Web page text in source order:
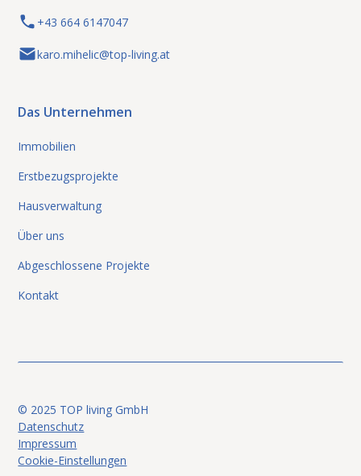
+43 664 6147047
karo.mihelic@top-living.at
Das Unternehmen
Immobilien
Erstbezugsprojekte
Hausverwaltung
Über uns
Abgeschlossene Projekte
Kontakt
© 2025 TOP living GmbH
Datenschutz
Impressum
Cookie-Einstellungen